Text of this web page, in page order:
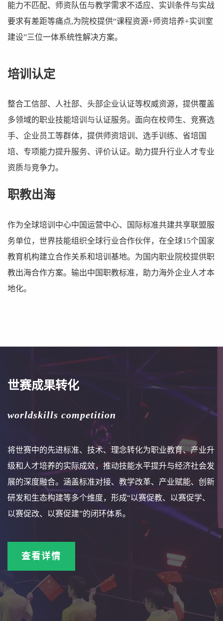
能力不匹配、师资队伍与教学需求不适应、实训条件与实战
要求有差距等痛点,为院校提供“课程资源+师资培养+实训室
建设”三位一体系统性解决方案。
培训认定
整合工信部、人社部、头部企业认证等权威资源，提供覆盖
多领域的职业技能培训与认证服务。面向在校师生、竞赛选
手、企业员工等群体，提供师资培训、选手训练、省培国
培、专项能力提升服务、评价认证。助力提升行业人才专业
资质与竞争力。
职教出海
作为全球培训中心中国运营中心、国际标准共建共享联盟服
务单位，世界技能组织全球行业合作伙伴，在全球15个国家
教育机构建立合作关系和培训基地。为国内职业院校提供职
教出海合作方案。输出中国职教标准，助力海外企业人才本
地化。
世赛成果转化
worldskills competition
将世赛中的先进标准、技术、理念转化为职业教育、产业升
级和人才培养的实际成效，推动技能水平提升与经济社会发
展的深度融合。涵盖标准对接、教学改革、产业赋能、创新
研发和生态构建等多个维度，形成“以赛促教、以赛促学、
以赛促改、以赛促建”的闭环体系。
查看详情